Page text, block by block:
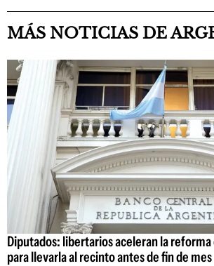
MÁS NOTICIAS DE
Diputados: libertarios aceleran la reforma
para llevarla al recinto antes de fin de mes